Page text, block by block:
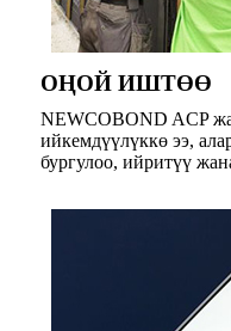
ОҢОЙ ИШТӨӨ
NEWCOBOND ACP
ийкемдүүлүккө ээ,
бургулоо, ийритүү